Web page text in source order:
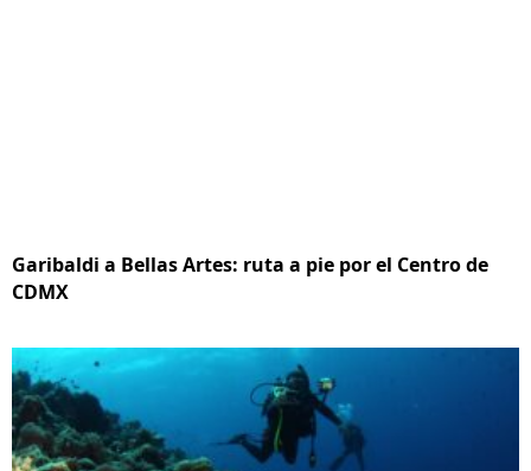
Garibaldi a Bellas Artes: ruta a pie por el Centro de
CDMX